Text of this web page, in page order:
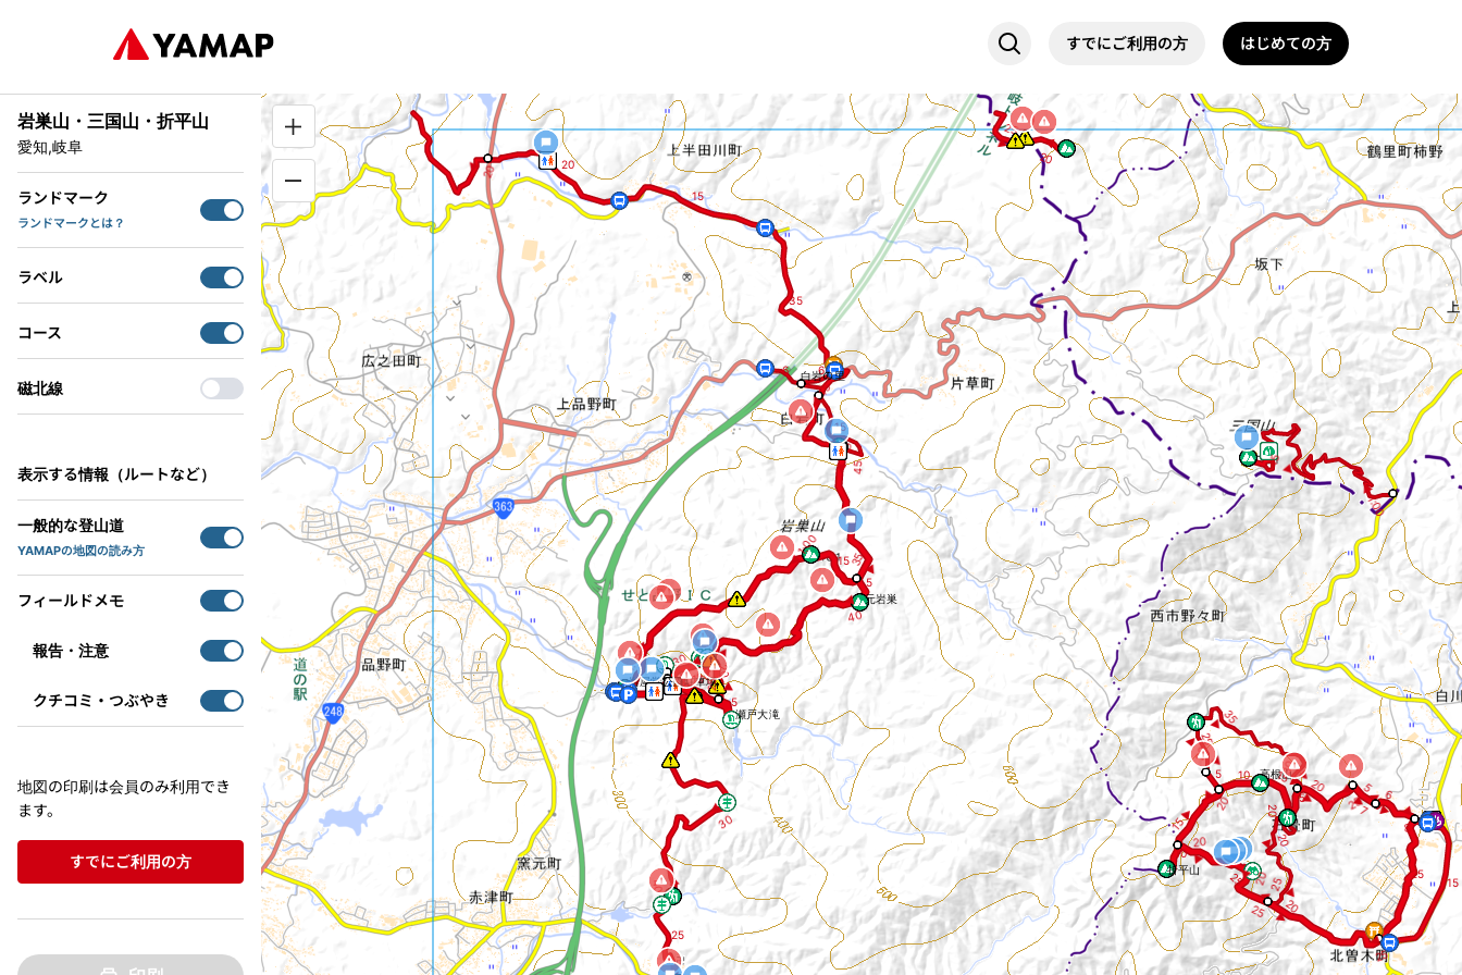
すでにご利用の方 はじめての方
6 6
5 高根山
2
0▶
2
5 ▶
10
折平山
10
◀
2
5
◀
20
20
▶
◀
2
5
◀
25
2
0
▶
元岩巣
岩屋堂公園駐車場
白岩の里
瀬戸大滝
5
5
◀ 1:00
25
◀
3
0
◀
4
0
2
0
▶
2
5 ▶
◀
2
0
4
5
▶
10
15
35
20
◀ 1:00
1:15 ▶
4
5▶
2
0 ▶
2
5▶
15 ▶
◀ 2
0
5
◀
2
5
2
0
▶
5
▶◀
7
15
25
6
▶ ◀
8
3
0▶
3
5
▶
◀
20
2
5
▶ ◀
20
◀
20
15 ▶
◀ 10
◀ 15
15
3
0
▶
◀
40
153
5▶
◀
4 5
岩巣山・三国山・折平山
愛知,岐阜
ランドマーク
ランドマークとは？
ラベル
コース
磁北線
表示する情報（ルートなど）
一般的な登山道
YAMAPの地図の読み方
フィールドメモ
報告・注意
クチコミ・つぶやき
地図の印刷は会員のみ利用でき
ます。
すでにご利用の方